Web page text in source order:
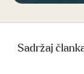
Sadržaj